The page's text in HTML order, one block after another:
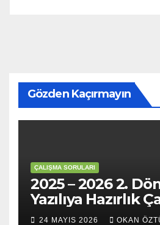
Gözden Kaçırmayın
ÇALIŞMA SORULARI
2025 – 2026 2.
Yazılıya Hazırlık
Soruları
24 MAYIS 2026 OKAN